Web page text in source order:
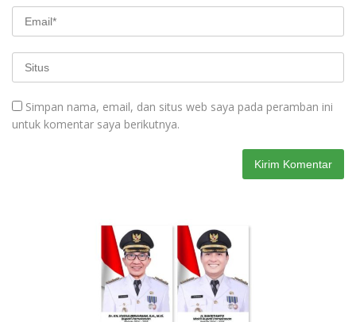
Simpan nama, email, dan situs web saya pada peramban ini
untuk komentar saya berikutnya.